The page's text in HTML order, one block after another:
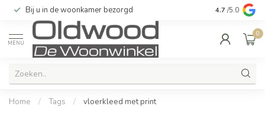
Bij u in de woonkamer bezorgd Kwaliteit &
4.7 /5.0
MENU
0
Home / Tags / vloerkleed met print